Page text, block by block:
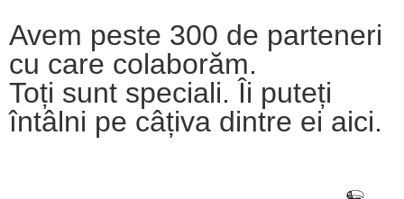
Avem peste 300 de parteneri
cu care colaborăm.
Toți sunt speciali. Îi puteți
întâlni pe câțiva dintre ei aici.